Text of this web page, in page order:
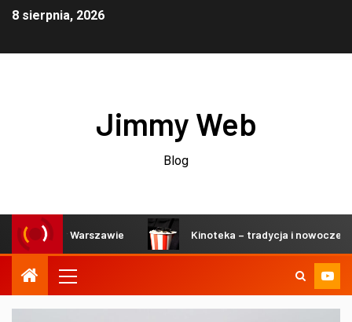
8 sierpnia, 2026
Jimmy Web
Blog
w Warszawie Kinoteka – tradycja i nowoczesność w